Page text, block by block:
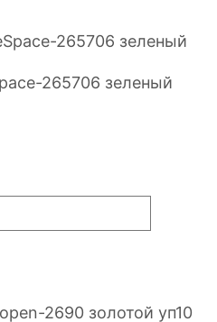
265706 зеленый